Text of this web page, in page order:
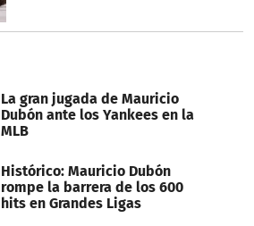
La gran jugada de Mauricio
Dubón ante los Yankees en la
MLB
Histórico: Mauricio Dubón
rompe la barrera de los 600
hits en Grandes Ligas